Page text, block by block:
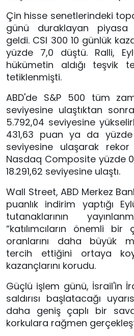
Çin hisse senetlerindeki
günü duraklayan piyasa
geldi. CSI 300 10 günlük
yüzde 7,0 düştü. Ralli,
hükümetin aldığı teşvik
tetiklenmişti.
ABD'de S&P 500 tüm
seviyesine ulaştıktan
5.792,04 seviyesine
431,63 puan ya da yüzde
seviyesine ulaşarak
Nasdaq Composite yüzde
18.291,62 seviyesine ulaştı.
Wall Street, ABD Merkez
puanlık indirim yaptığı
tutanaklarının
“katılımcıların önemli bir
oranlarını daha büyük
tercih ettiğini ortaya
kazançlarını korudu.
Güçlü işlem günü, İsrail'in
saldırısı başlatacağı
daha geniş çaplı bir
korkulara rağmen